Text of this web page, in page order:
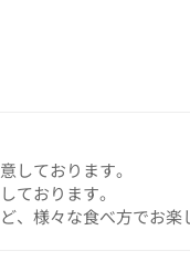
しております。
ております。
、様々な食べ方でお楽